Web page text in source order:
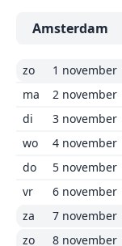
zo 1 november
ma
2 november
di
3 november
wo
4 november
do
5 november
vr
6 november
za
7 november
zo
8 november